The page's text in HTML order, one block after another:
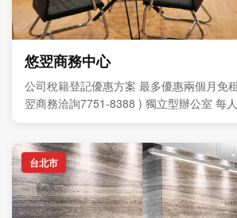
悠翌商務中心
公司稅籍登記優惠方案 最多優惠兩個月免
翌商務洽詢7751-8388 ) 獨立型辦公室 每
台北市